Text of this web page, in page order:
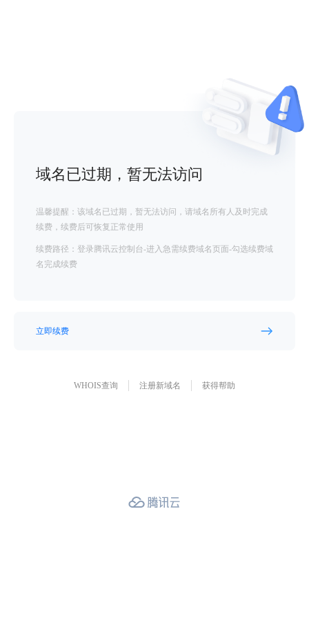
域名已过期，暂无法访问
温馨提醒：该域名已过期，暂无法访问，请域名所有人及时完成
续费，续费后可恢复正常使用
续费路径：登录腾讯云控制台-进入急需续费域名页面-勾选续费域
名完成续费
立即续费
WHOIS查询 注册新域名 获得帮助